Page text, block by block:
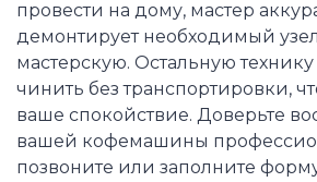
провести на дому, мастер
демонтирует необходимый узел
мастерскую. Остальную
чинить без транспортировки,
ваше спокойствие. Доверьте
вашей кофемашины
позвоните или заполните